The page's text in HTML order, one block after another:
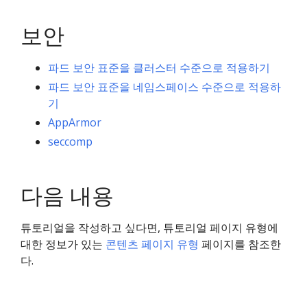
보안
파드 보안 표준을 클러스터 수준으로 적용하기
파드 보안 표준을 네임스페이스 수준으로 적용하
기
AppArmor
seccomp
다음 내용
튜토리얼을 작성하고 싶다면, 튜토리얼 페이지 유형에
대한 정보가 있는 콘텐츠 페이지 유형 페이지를 참조한
다.